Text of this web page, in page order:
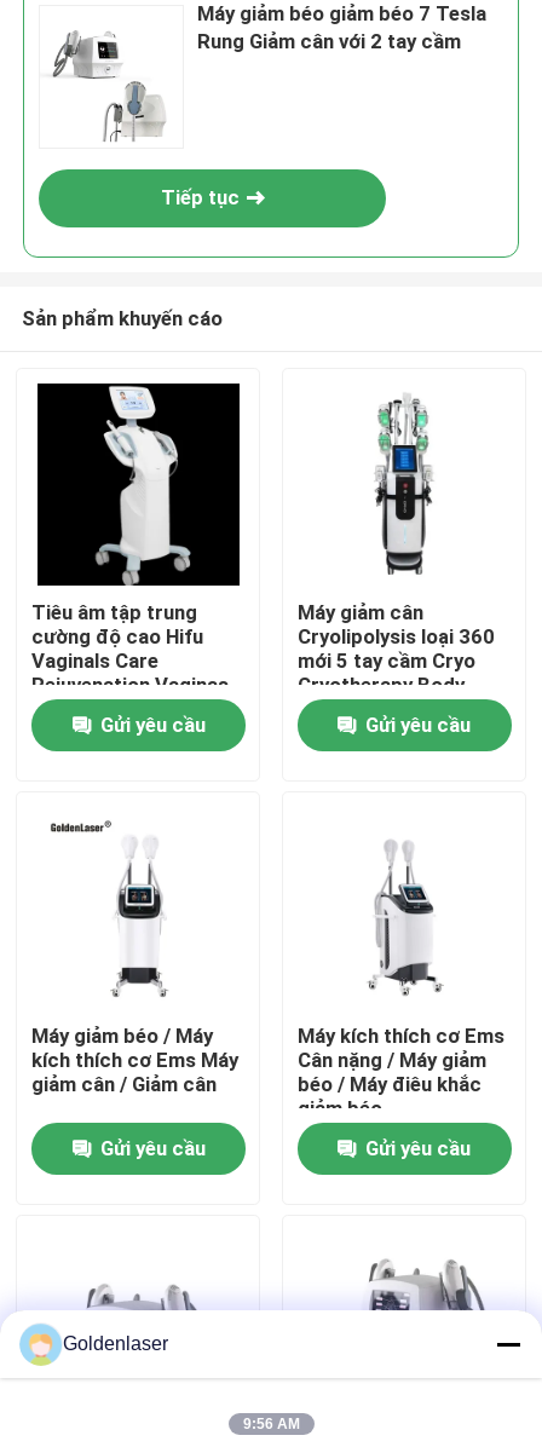
Nhà
Các sản phẩm
Hướng dẫn VR
Về chúng tôi
Tham quan nhà máy
Liên hệ chúng tôi
Tin tức
Máy giảm béo giảm béo 7 Tesla
Rung Giảm cân với 2 tay cầm
Tiếp tục
Sản phẩm khuyến cáo
Tiêu âm tập trung
cường độ cao Hifu
Vaginals Care
Rejuvenation Vaginas
Tightening Machine
Gửi yêu cầu
Máy giảm cân
Cryolipolysis loại 360
mới 5 tay cầm Cryo
Cryotherapy Body
Shaping 40K
Cavitation RF Slim
Machine
Gửi yêu cầu
Máy giảm béo / Máy
kích thích cơ Ems Máy
giảm cân / Giảm cân
Gửi yêu cầu
Máy kích thích cơ Ems
Cân nặng / Máy giảm
béo / Máy điêu khắc
giảm béo
Gửi yêu cầu
Goldenlaser
9:56 AM